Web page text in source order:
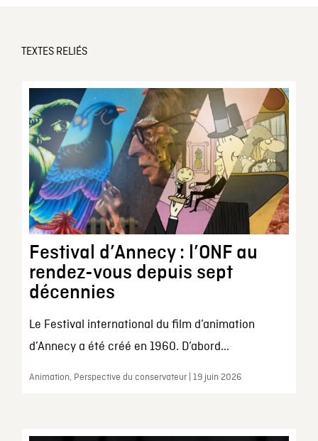
TEXTES RELIÉS
Festival d’Annecy : l’ONF au
rendez-vous depuis sept
décennies
Le Festival international du film d’animation
d’Annecy a été créé en 1960. D’abord...
Animation, Perspective du conservateur | 19 juin 2026